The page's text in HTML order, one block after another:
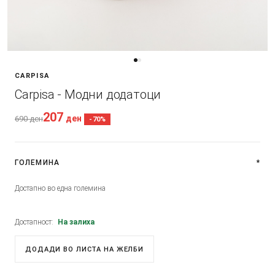
CARPISA
Carpisa - Модни додатоци
690ден207 ден -70%
ГОЛЕМИНА *
Достапно во една големина
Достапност: На залиха
ДОДАДИ ВО ЛИСТА НА ЖЕЛБИ